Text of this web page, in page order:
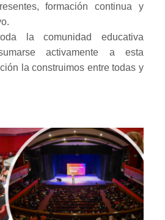
formación continua y
la comunidad educativa
activamente a esta
la construimos entre todas y